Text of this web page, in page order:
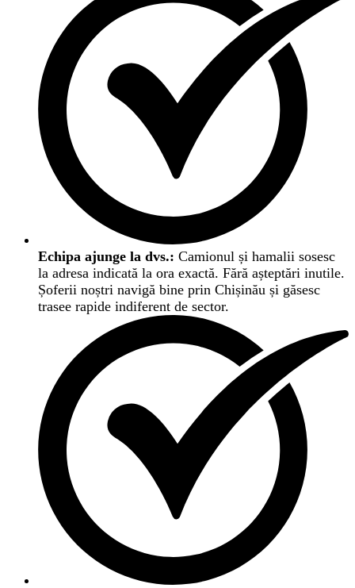
Echipa ajunge la dvs.: Camionul și hamalii sosesc
la adresa indicată la ora exactă. Fără așteptări inutile.
Șoferii noștri navigă bine prin Chișinău și găsesc
trasee rapide indiferent de sector.